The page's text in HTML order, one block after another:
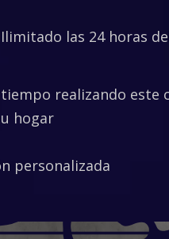
las 24 horas
realizando este
hogar
personalizada